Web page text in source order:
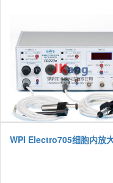
WPI Electro705细胞内放